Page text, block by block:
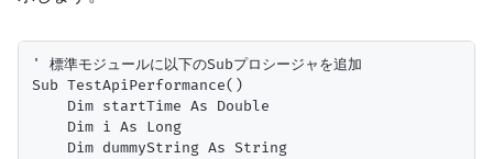
' 標準モジュールに以下のSubプロシージャを追加
Sub TestApiPerformance()
    Dim startTime As Double
    Dim i As Long
    Dim dummyString As String